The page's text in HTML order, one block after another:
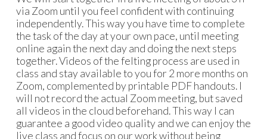
via Zoom until you feel confident with continuing
independently. This way you have time to complete
the task of the day at your own pace, until meeting
online again the next day and doing the next steps
together. Videos of the felting process are used in
class and stay available to you for 2 more months on
Zoom, complemented by printable PDF handouts. I
will not record the actual Zoom meeting, but saved
all videos in the cloud beforehand. This way I can
guarantee a good video quality and we can enjoy the
live class and focus on our work without being